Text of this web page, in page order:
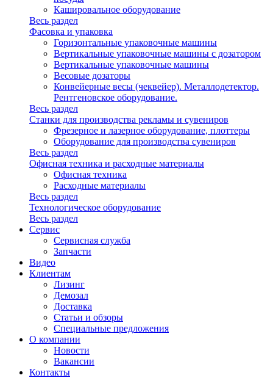
Кашировальное оборудование
Весь раздел
Фасовка и упаковка
Горизонтальные упаковочные машины
Вертикальные упаковочные машины с дозатором
Вертикальные упаковочные машины
Весовые дозаторы
Конвейерные весы (чеквейер). Металлодетектор.
Рентгеновское оборудование.
Весь раздел
Станки для производства рекламы и сувениров
Фрезерное и лазерное оборудование, плоттеры
Оборудование для производства сувениров
Весь раздел
Офисная техника и расходные материалы
Офисная техника
Расходные материалы
Весь раздел
Технологическое оборудование
Весь раздел
Сервис
Сервисная служба
Запчасти
Видео
Клиентам
Лизинг
Демозал
Доставка
Статьи и обзоры
Специальные предложения
О компании
Новости
Вакансии
Контакты